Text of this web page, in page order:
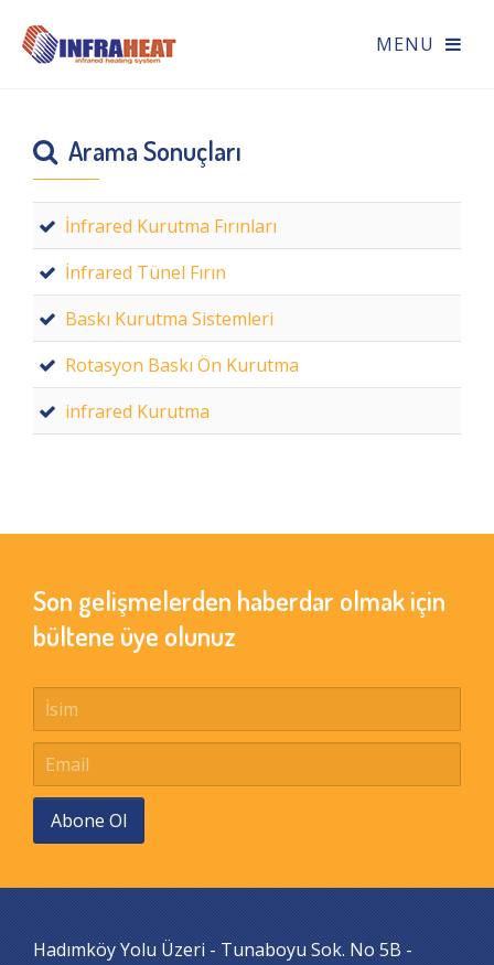
Arama Sonuçları
İnfrared Kurutma Fırınları
İnfrared Tünel Fırın
Baskı Kurutma Sistemleri
Rotasyon Baskı Ön Kurutma
infrared Kurutma
Son gelişmelerden haberdar olmak için
bültene üye olunuz
Abone Ol
Hadımköy Yolu Üzeri - Tunaboyu Sok. No 5B -